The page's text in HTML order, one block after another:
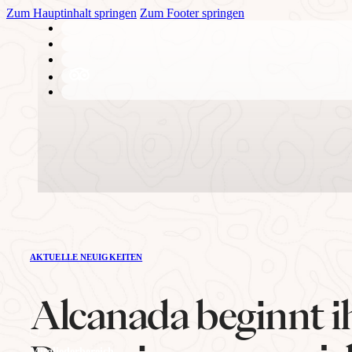
Zum Hauptinhalt springen Zum Footer springen
Geschichte
AKTUELLE NEUIGKEITEN
Alcanada beginnt